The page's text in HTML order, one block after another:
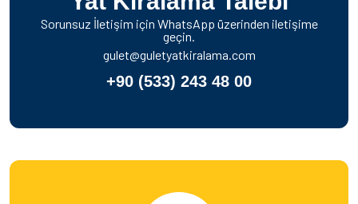
Sorunsuz İletişim için WhatsApp üzerinden iletişime
geçin.
gulet@guletyatkiralama.com
+90 (533) 243 48 00